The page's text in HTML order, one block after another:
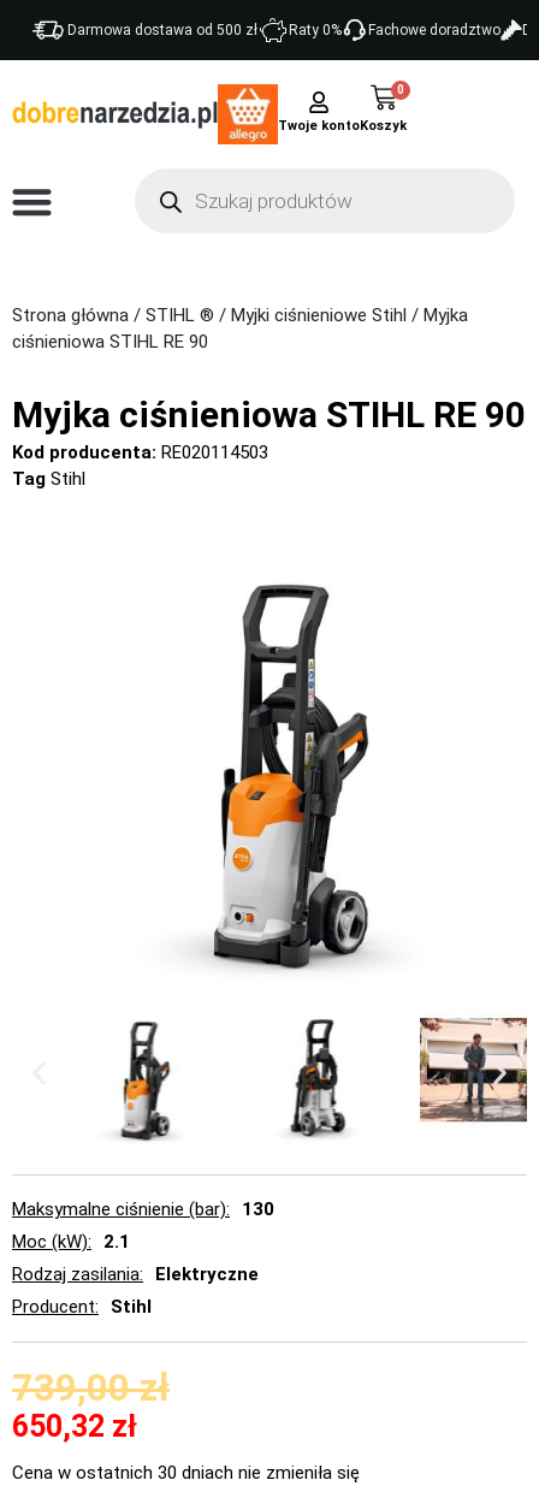
Darmowa dostawa od 500 zł Raty 0% Fachowe doradztwo
Twoje konto
0
Strona główna / STIHL ® / Myjki ciśnieniowe Stihl / Myjka
ciśnieniowa STIHL RE 90
Myjka ciśnieniowa STIHL RE 90
Kod producenta: RE020114503
Tag Stihl
Maksymalne ciśnienie (bar)
130
Moc (kW)
2.1
Rodzaj zasilania
Elektryczne
Producent
Stihl
739,00zł
650,32 zł
Cena w ostatnich 30 dniach nie zmieniła się